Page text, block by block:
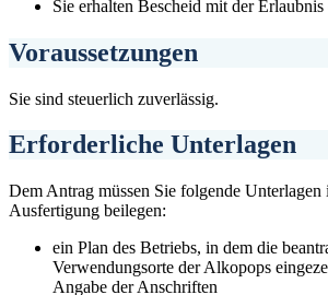
Sie erhalten Bescheid mit der
Voraussetzungen
Sie sind steuerlich zuverlässig.
Erforderliche Unterlagen
Dem Antrag müssen Sie folgende Unterlagen
Ausfertigung beilegen:
ein Plan des Betriebs, in dem die
Verwendungsorte der Alkopops
Angabe der Anschriften